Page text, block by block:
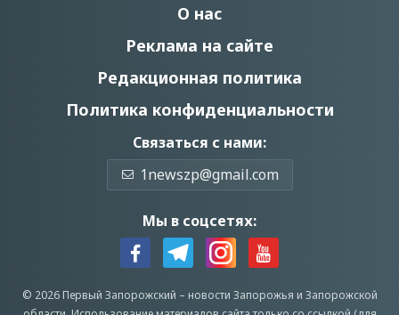
О нас
Реклама на сайте
Редакционная политика
Политика конфиденциальности
Связаться с нами:
1newszp@gmail.com
Мы в соцсетях:
© 2026 Первый Запорожский – новости Запорожья и Запорожской